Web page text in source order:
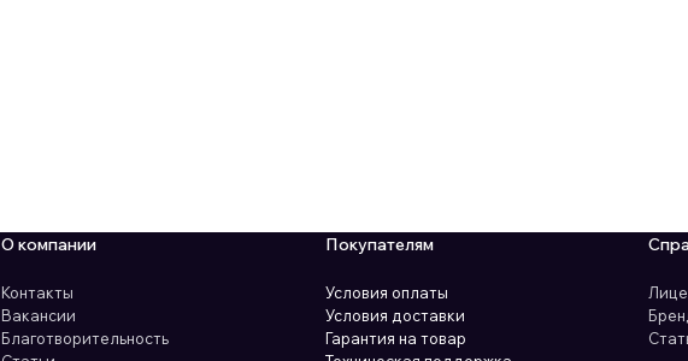
О компании
Контакты
Вакансии
Благотворительность
Покупателям
Условия оплаты
Условия доставки
Гарантия на товар